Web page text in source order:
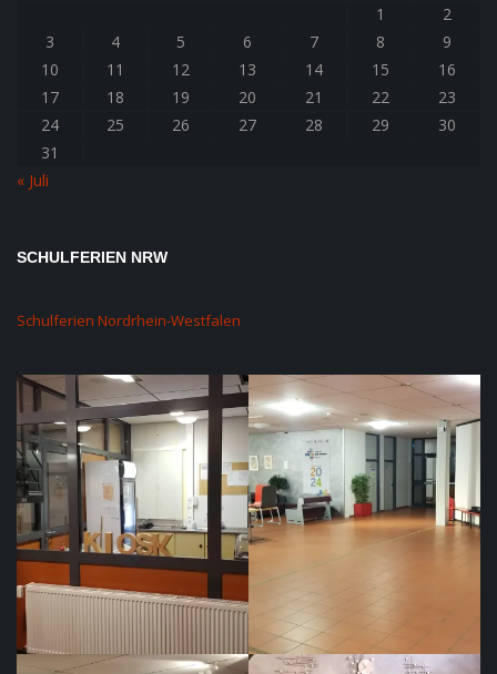
1
2
3
4 5 6 7 8
9
10
11 12 13 14 15
16
17
18 19 20 21 22
23
24
25 26 27 28 29
30
31
« Juli
SCHULFERIEN NRW
Schulferien Nordrhein-Westfalen